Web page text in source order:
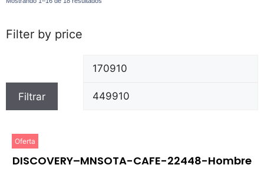
Filter by price
Filtrar
Oferta
DISCOVERY–MNSOTA-CAFE-22448-Hombre